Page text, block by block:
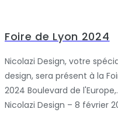
Foire de Lyon 2024
Nicolazi Design, votre
design, sera présent à la
2024 Boulevard de
Nicolazi Design – 8 février